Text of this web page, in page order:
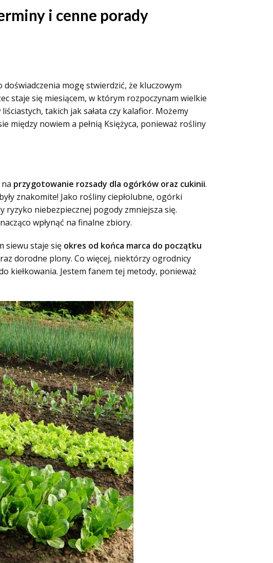
i cenne porady
mogę stwierdzić, że kluczowym
staje się miesiącem, w którym rozpoczynam wielkie
takich jak sałata czy kalafior. Możemy
nowiem a pełnią Księżyca, ponieważ rośliny
przygotowanie rozsady dla ogórków oraz cukinii.
znakomite! Jako rośliny ciepłolubne, ogórki
ryzyko niebezpiecznej pogody zmniejsza się.
wpłynąć na finalne zbiory.
siewu staje się okres od końca marca do początku
dorodne plony. Co więcej, niektórzy ogrodnicy
kiełkowania. Jestem fanem tej metody, ponieważ